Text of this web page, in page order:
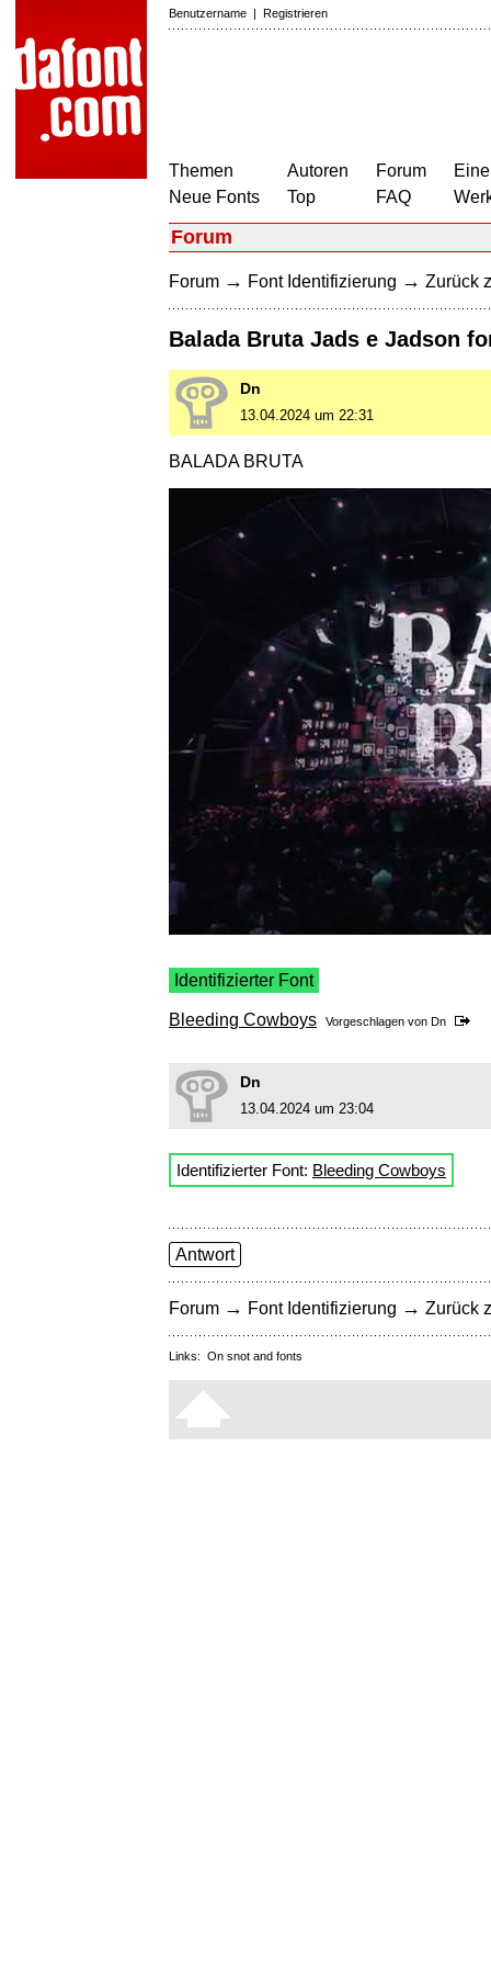
Benutzername | Registrieren
Themen
Neue Fonts
Autoren
Top
Forum
FAQ
Forum
Forum → Font Identifizierung → Zurück
Balada Bruta Jads e Jadson
Dn
13.04.2024 um 22:31
BALADA BRUTA
Identifizierter Font
Bleeding Cowboys Vorgeschlagen von Dn
Dn
13.04.2024 um 23:04
Identifizierter Font: Bleeding Cowboys
Antwort
Forum → Font Identifizierung → Zurück
Links: On snot and fonts